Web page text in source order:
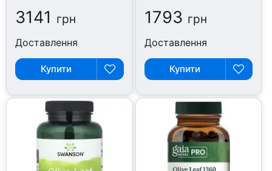
3141 грн
Доставлення
Купити
1793 грн
Доставлення
Купити